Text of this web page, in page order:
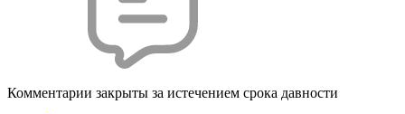
Комментарии закрыты за истечением срока давности